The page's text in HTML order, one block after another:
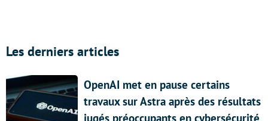
Les derniers articles
OpenAI met en pause certains
travaux sur Astra après des résultats